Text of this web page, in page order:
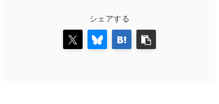
シェアする